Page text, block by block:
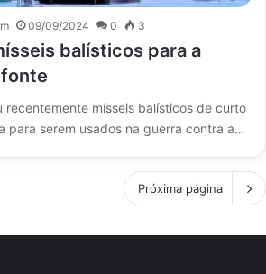
09/09/2024 0 3
balísticos para a
recentemente mísseis balísticos de curto
para serem usados na guerra contra a…
Próxima página